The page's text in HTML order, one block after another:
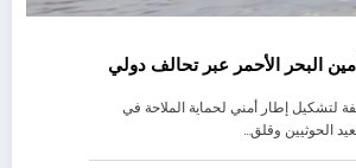
البحر الأحمر عبر تحالف دولي
لتشكيل إطار أمني لحماية الملاحة في
الحوثيين وقلق…